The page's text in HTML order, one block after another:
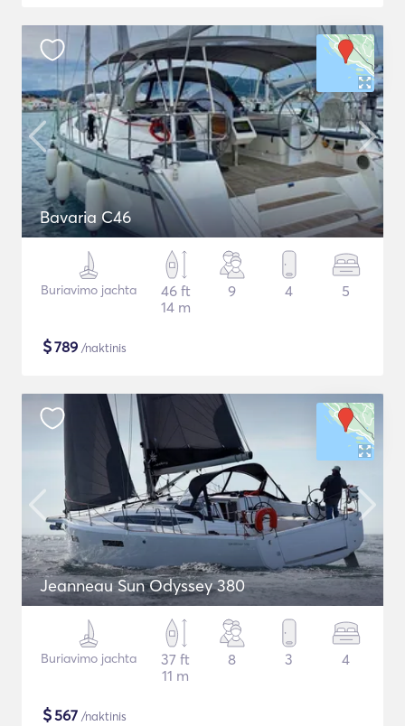
Bavaria C46
Buriavimo jachta
46 ft
14 m
9 4 5
$789 /naktinis
Jeanneau Sun Odyssey 380
Buriavimo jachta
37 ft
11 m
8 3 4
$567 /naktinis